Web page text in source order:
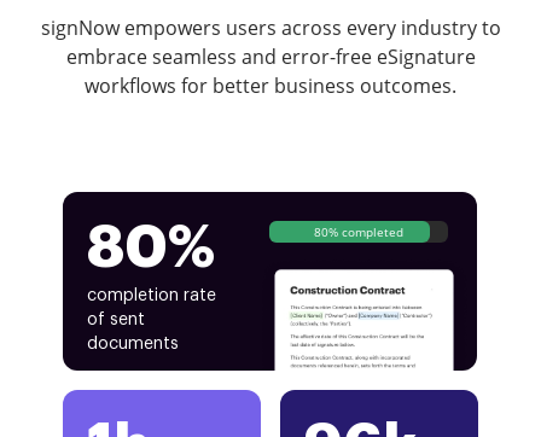
signNow empowers users across every industry to
embrace seamless and error-free eSignature
workflows for better business outcomes.
80%
completion rate
of sent
documents
80% completed